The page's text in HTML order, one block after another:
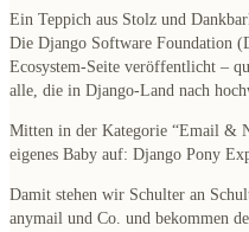
Ein Teppich aus Stolz und
Die Django Software Foundation
Ecosystem-Seite veröffentlicht –
alle, die in Django-Land nach
Mitten in der Kategorie “Email &
eigenes Baby auf: Django Pony
Damit stehen wir Schulter an
anymail und Co. und bekommen